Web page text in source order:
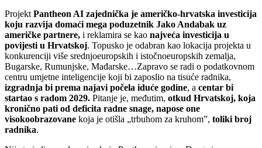
Projekt Pantheon AI zajednička je američko-hrvatska investicija
koju razvija domaći mega poduzetnik Jako Andabak uz
američke partnere, i reklamira se kao najveća investicija u
povijesti u Hrvatskoj. Topusko je odabran kao lokacija projekta u
konkurenciji više srednjoeuropskih i istočnoeuropskih zemalja,
Bugarske, Rumunjske, Mađarske…Zapravo se radi o podatkovnom
centru umjetne inteligencije koji bi zaposlio na tisuće radnika,
izgradnja bi prema najavi počela iduće godine, a centar bi
startao s radom 2029. Pitanje je, međutim, otkud Hrvatskoj, koja
kronično pati od deficita radne snage, napose one
visokoobrazovane koja je otišla „trbuhom za kruhom”, toliki broj
radnika.